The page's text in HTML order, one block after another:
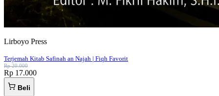
Lirboyo Press
Terjemah Kitab Safinah an Najah | Fiqh Favorit
Rp 20.000
Rp 17.000
Beli